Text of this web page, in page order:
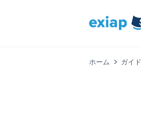
ホーム ガイド